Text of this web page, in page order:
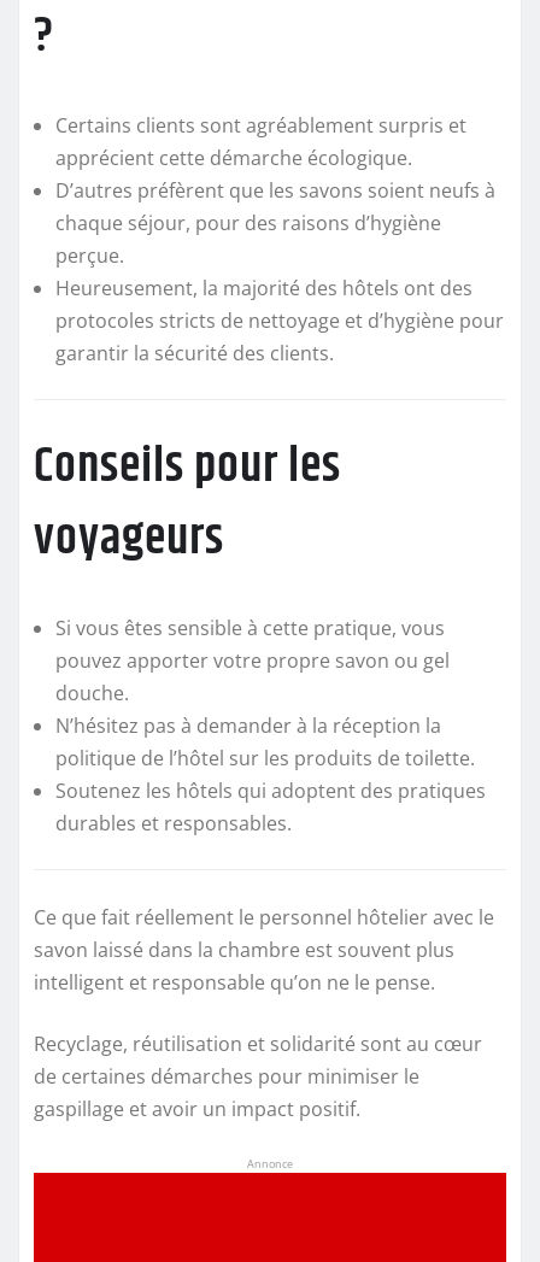
?
Certains clients sont agréablement surpris et
apprécient cette démarche écologique.
D’autres préfèrent que les savons soient neufs à
chaque séjour, pour des raisons d’hygiène
perçue.
Heureusement, la majorité des hôtels ont des
protocoles stricts de nettoyage et d’hygiène pour
garantir la sécurité des clients.
Conseils pour les
voyageurs
Si vous êtes sensible à cette pratique, vous
pouvez apporter votre propre savon ou gel
douche.
N’hésitez pas à demander à la réception la
politique de l’hôtel sur les produits de toilette.
Soutenez les hôtels qui adoptent des pratiques
durables et responsables.
Ce que fait réellement le personnel hôtelier avec le
savon laissé dans la chambre est souvent plus
intelligent et responsable qu’on ne le pense.
Recyclage, réutilisation et solidarité sont au cœur
de certaines démarches pour minimiser le
gaspillage et avoir un impact positif.
Annonce